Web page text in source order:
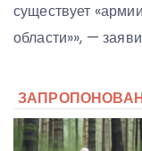
существует
области»», —